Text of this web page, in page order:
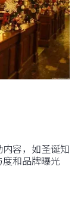
容，如圣诞知
和品牌曝光